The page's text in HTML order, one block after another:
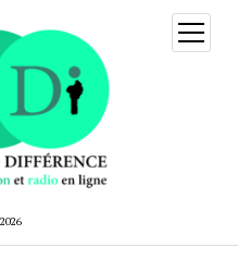
ouvrir
menu